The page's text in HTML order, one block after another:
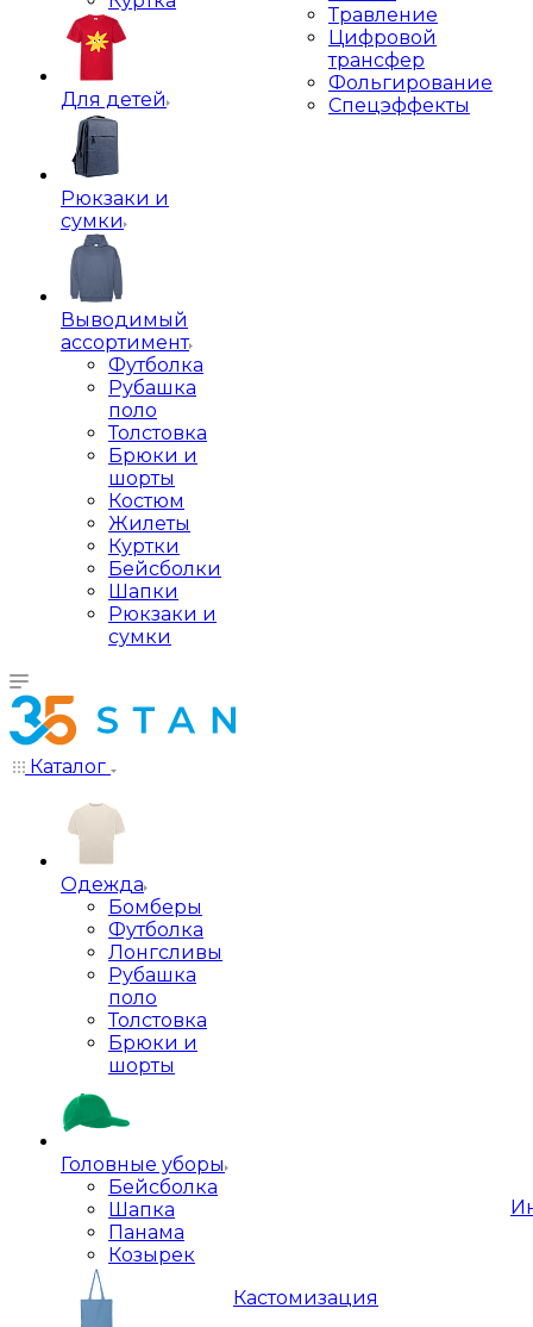
Для детей
Рюкзаки и
сумки
Выводимый
ассортимент
Футболка
Рубашка
поло
Толстовка
Брюки и
шорты
Костюм
Жилеты
Куртки
Бейсболки
Шапки
Рюкзаки и
сумки
Травление
Цифровой
трансфер
Фольгирование
Спецэффекты
Каталог
Одежда
Бомберы
Футболка
Лонгсливы
Рубашка
поло
Толстовка
Брюки и
шорты
Головные уборы
Бейсболка
Шапка
Панама
Козырек
Кастомизация